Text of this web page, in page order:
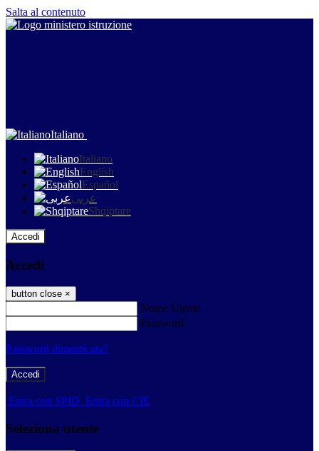
Salta al contenuto
Italiano
Italiano
English
Español
عربى
Shqiptare
Accedi
Accedi
button close ×
Nome Utente
Password
Password dimenticata?
-
Entra con SPID Entra con CIE
Seleziona utente